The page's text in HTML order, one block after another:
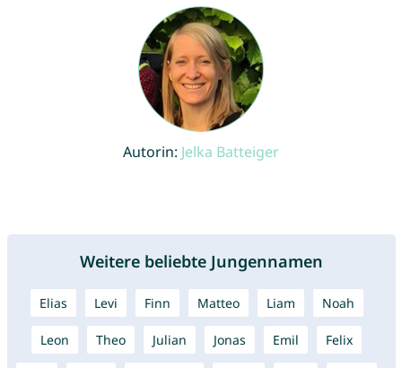
Autorin: Jelka Batteiger
Weitere beliebte Jungennamen
Elias Levi Finn Matteo Liam Noah
Leon Theo Julian Jonas Emil Felix